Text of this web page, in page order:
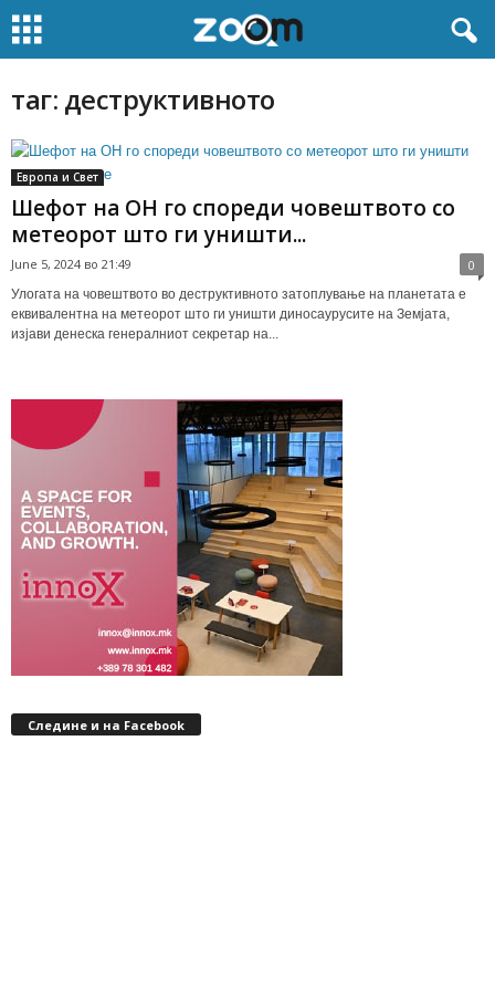
таг: деструктивното
Европа и Свет
Шефот на ОН го спореди човештвото со
метеорот што ги уништи...
June 5, 2024 во 21:49 0
Улогата на човештвото во деструктивното затоплување на планетата е
еквивалентна на метеорот што ги уништи диносаурусите нa Земјата,
изјави денеска генералниот секретар на...
Следине и на Facebook